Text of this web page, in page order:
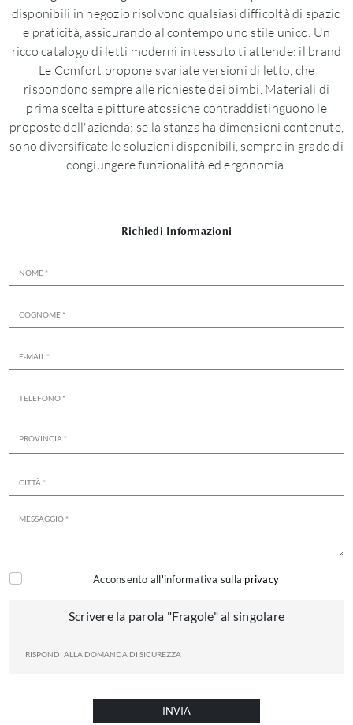
disponibili in negozio risolvono qualsiasi difficoltà di spazio
e praticità, assicurando al contempo uno stile unico. Un
ricco catalogo di letti moderni in tessuto ti attende: il brand
Le Comfort propone svariate versioni di letto, che
rispondono sempre alle richieste dei bimbi. Materiali di
prima scelta e pitture atossiche contraddistinguono le
proposte dell'azienda: se la stanza ha dimensioni contenute,
sono diversificate le soluzioni disponibili, sempre in grado di
congiungere funzionalità ed ergonomia.
Richiedi Informazioni
Acconsento all'informativa sulla privacy
Scrivere la parola "Fragole" al singolare
INVIA